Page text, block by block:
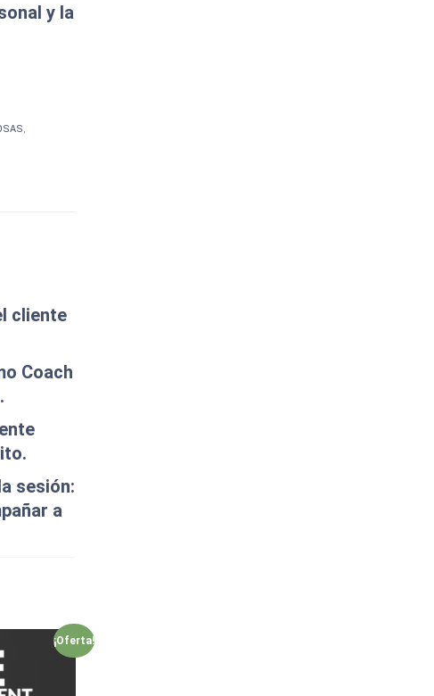
y la
,
cliente
Coach
sesión:
a
¡Oferta!